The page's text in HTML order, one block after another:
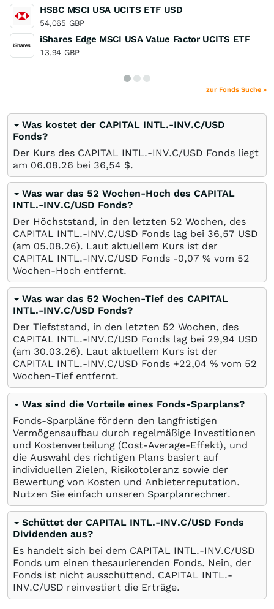
HSBC MSCI USA UCITS ETF USD
54,065 GBP
iShares Edge MSCI USA Value Factor UCITS ETF
13,94 GBP
zur Fonds Suche »
Was kostet der CAPITAL INTL.-INV.C/USD
Fonds?
Der Kurs des CAPITAL INTL.-INV.C/USD Fonds liegt
am 06.08.26 bei 36,54 $.
Was war das 52 Wochen-Hoch des CAPITAL
INTL.-INV.C/USD Fonds?
Der Höchststand, in den letzten 52 Wochen, des
CAPITAL INTL.-INV.C/USD Fonds lag bei 36,57 USD
(am 05.08.26). Laut aktuellem Kurs ist der
CAPITAL INTL.-INV.C/USD Fonds -0,07 % vom 52
Wochen-Hoch entfernt.
Was war das 52 Wochen-Tief des CAPITAL
INTL.-INV.C/USD Fonds?
Der Tiefststand, in den letzten 52 Wochen, des
CAPITAL INTL.-INV.C/USD Fonds lag bei 29,94 USD
(am 30.03.26). Laut aktuellem Kurs ist der
CAPITAL INTL.-INV.C/USD Fonds +22,04 % vom 52
Wochen-Tief entfernt.
Was sind die Vorteile eines Fonds-Sparplans?
Fonds-Sparpläne fördern den langfristigen
Vermögensaufbau durch regelmäßige Investitionen
und Kostenverteilung (Cost-Average-Effekt), und
die Auswahl des richtigen Plans basiert auf
individuellen Zielen, Risikotoleranz sowie der
Bewertung von Kosten und Anbieterreputation.
Nutzen Sie einfach unseren Sparplanrechner.
Schüttet der CAPITAL INTL.-INV.C/USD Fonds
Dividenden aus?
Es handelt sich bei dem CAPITAL INTL.-INV.C/USD
Fonds um einen thesaurierenden Fonds. Nein, der
Fonds ist nicht ausschüttend. CAPITAL INTL.-
INV.C/USD reinvestiert die Erträge.